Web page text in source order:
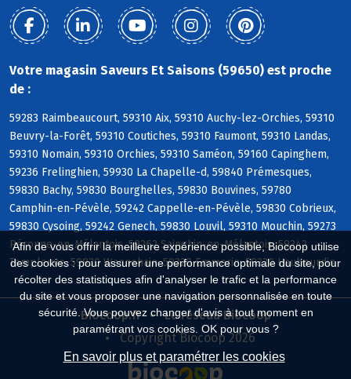
Afin de vous offrir la meilleure expérience possible, Biocoop utilise
des cookies : pour assurer une performance optimale du site, pour
récolter des statistiques afin d'analyser le trafic et la performance
du site et vous proposer une navigation personnalisée en toute
sécurité. Vous pouvez changer d'avis à tout moment en
paramétrant vos cookies. OK pour vous ?
En savoir plus et paramétrer les cookies
Votre magasin Saveurs Et Saisons (59650) est proche
de :
59283 Raimbeaucourt, 59310 Aix, 59310 Auchy-lez-Orchies, 59310
Beuvry-la-Forêt, 59310 Coutiches, 59310 Faumont, 59310 Landas,
59310 Nomain, 59310 Orchies, 59310 Saméon, 59160 Capinghem,
59236 Frelinghien, 59930 La Chapelle-d, 59840 Prémesques,
59830 Bachy, 59830 Bourghelles, 59830 Bouvines, 59780
Camphin-en-Pévèle, 59242 Cappelle-en-Pévèle, 59830 Cobrieux,
59830 Cysoing, 59242 Genech, 59830 Louvil, 59310 Mouchin, 59273
Péronne-en-Mélantois, 59262 Sainghin-en-Mélantois, 59242
Templeuve, 59830 Wannehain, 59320 Emmerin, 59320 Haubourdin
Biocoop.fr
Le réseau Biocoop
Copyright Biocoop 2026